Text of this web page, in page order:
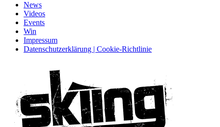
News
Videos
Events
Win
Impressum
Datenschutzerklärung | Cookie-Richtlinie